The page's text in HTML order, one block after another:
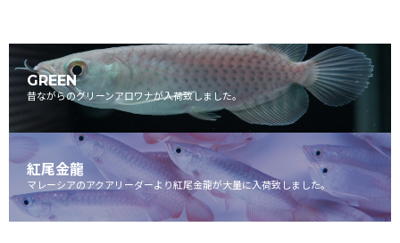
GREEN
昔ながらのグリーンアロワナが入荷致しました。
紅尾金龍
マレーシアのアクアリーダーより紅尾金龍が大量に入荷致しました。